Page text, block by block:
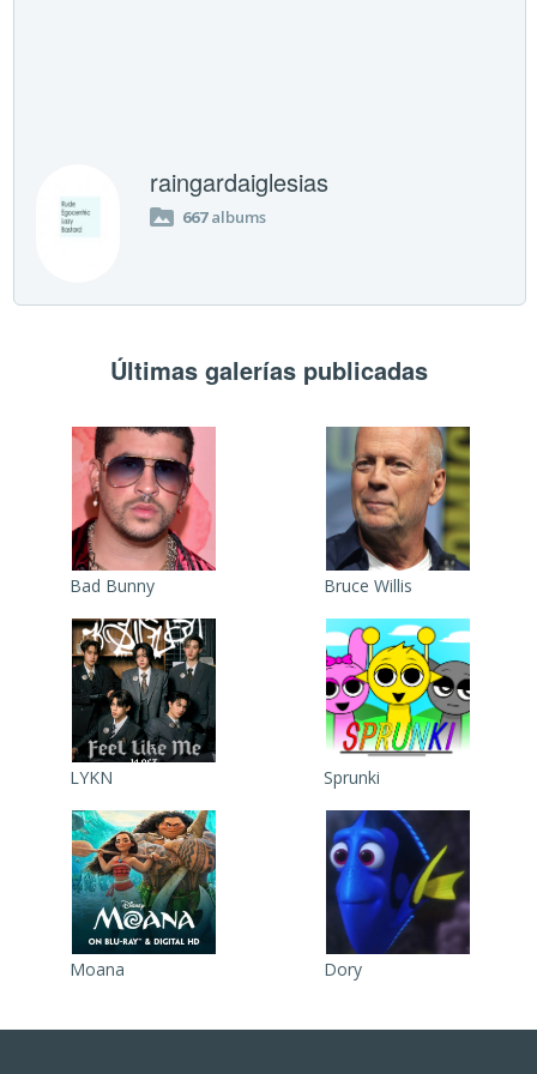
raingardaiglesias
667albums
Últimas galerías publicadas
Bad Bunny Bruce Willis
LYKN Sprunki
Moana Dory